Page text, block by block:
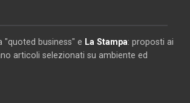
"quoted business" e La Stampa: proposti ai
articoli selezionati su ambiente ed